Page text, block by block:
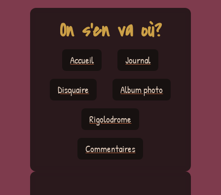
On s'en va où?
Accueil Journal
Disquaire Album photo
Rigolodrome
Commentaires